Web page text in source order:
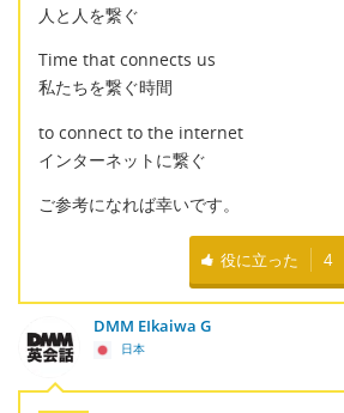
人と人を繋ぐ
Time that connects us
私たちを繋ぐ時間
to connect to the internet
インターネットに繋ぐ
ご参考になれば幸いです。
役に立った 4
DMM EIkaiwa G
日本